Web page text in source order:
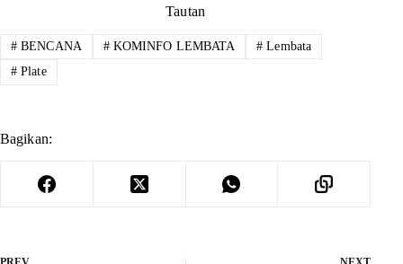
Tautan
# BENCANA #KOMINFO LEMBATA # Lembata
# Plate
Bagikan: